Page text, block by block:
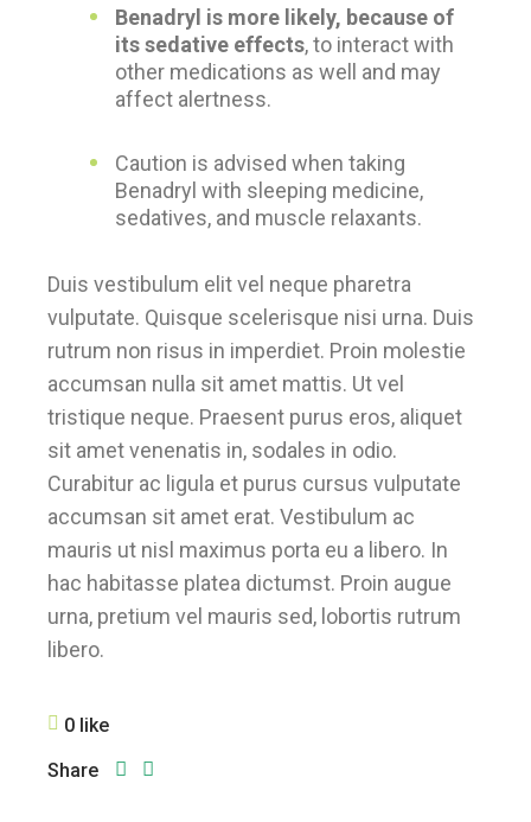
Benadryl is more likely, because of
its sedative effects, to interact with
other medications as well and may
affect alertness.
Caution is advised when taking
Benadryl with sleeping medicine,
sedatives, and muscle relaxants.
Duis vestibulum elit vel neque pharetra
vulputate. Quisque scelerisque nisi urna. Duis
rutrum non risus in imperdiet. Proin molestie
accumsan nulla sit amet mattis. Ut vel
tristique neque. Praesent purus eros, aliquet
sit amet venenatis in, sodales in odio.
Curabitur ac ligula et purus cursus vulputate
accumsan sit amet erat. Vestibulum ac
mauris ut nisl maximus porta eu a libero. In
hac habitasse platea dictumst. Proin augue
urna, pretium vel mauris sed, lobortis rutrum
libero.
0 like
Share